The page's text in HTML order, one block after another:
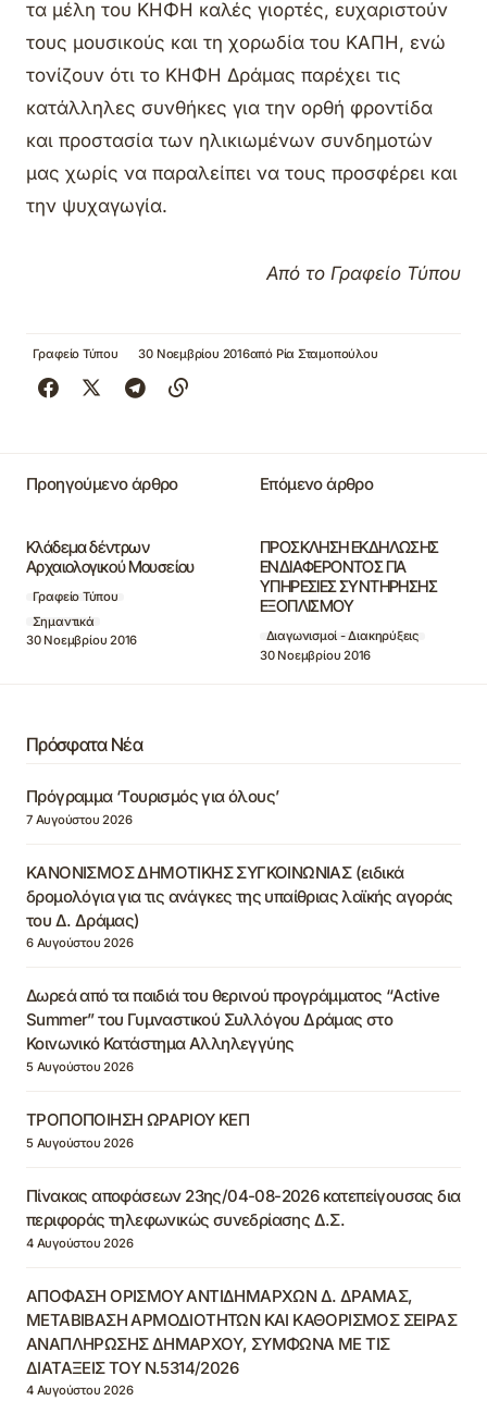
τα μέλη του ΚΗΦΗ καλές γιορτές, ευχαριστούν
τους μουσικούς και τη χορωδία του ΚΑΠΗ, ενώ
τονίζουν ότι το ΚΗΦΗ Δράμας παρέχει τις
κατάλληλες συνθήκες για την ορθή φροντίδα
και προστασία των ηλικιωμένων συνδημοτών
μας χωρίς να παραλείπει να τους προσφέρει και
την ψυχαγωγία.
Από το Γραφείο Τύπου
Γραφείο Τύπου 30 Νοεμβρίου 2016από Ρία Σταμοπούλου
Προηγούμενο άρθρο
Κλάδεμα δέντρων
Αρχαιολογικού Μουσείου
Γραφείο Τύπου
Σημαντικά
30 Νοεμβρίου 2016
Επόμενο άρθρο
ΠΡΟΣΚΛΗΣΗ ΕΚΔΗΛΩΣΗΣ
ΕΝΔΙΑΦΕΡΟΝΤΟΣ ΓΙΑ
ΥΠΗΡΕΣΙΕΣ ΣΥΝΤΗΡΗΣΗΣ
ΕΞΟΠΛΙΣΜΟΥ
Διαγωνισμοί - Διακηρύξεις
30 Νοεμβρίου 2016
Πρόσφατα Νέα
Πρόγραμμα ‘Τουρισμός για όλους’
7 Αυγούστου 2026
ΚΑΝΟΝΙΣΜΟΣ ΔΗΜΟΤΙΚΗΣ ΣΥΓΚΟΙΝΩΝΙΑΣ (ειδικά
δρομολόγια για τις ανάγκες της υπαίθριας λαϊκής αγοράς
του Δ. Δράμας)
6 Αυγούστου 2026
Δωρεά από τα παιδιά του θερινού προγράμματος “Active
Summer” του Γυμναστικού Συλλόγου Δράμας στο
Κοινωνικό Κατάστημα Αλληλεγγύης
5 Αυγούστου 2026
ΤΡΟΠΟΠΟΙΗΣΗ ΩΡΑΡΙΟΥ ΚΕΠ
5 Αυγούστου 2026
Πίνακας αποφάσεων 23ης/04-08-2026 κατεπείγουσας δια
περιφοράς τηλεφωνικώς συνεδρίασης Δ.Σ.
4 Αυγούστου 2026
ΑΠΟΦΑΣΗ ΟΡΙΣΜΟΥ ΑΝΤΙΔΗΜΑΡΧΩΝ Δ. ΔΡΑΜΑΣ,
ΜΕΤΑΒΙΒΑΣΗ ΑΡΜΟΔΙΟΤΗΤΩΝ ΚΑΙ ΚΑΘΟΡΙΣΜΟΣ ΣΕΙΡΑΣ
ΑΝΑΠΛΗΡΩΣΗΣ ΔΗΜΑΡΧΟΥ, ΣΥΜΦΩΝΑ ΜΕ ΤΙΣ
ΔΙΑΤΑΞΕΙΣ ΤΟΥ Ν.5314/2026
4 Αυγούστου 2026